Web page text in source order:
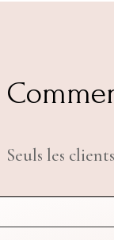
Seuls les